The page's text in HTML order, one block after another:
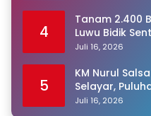
4
Tanam 2.400
Luwu Bidik
Juli 16, 2026
5
KM Nurul
Selayar,
Juli 16, 2026